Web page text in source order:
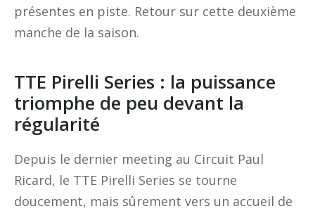
présentes en piste. Retour sur cette deuxième
manche de la saison.
TTE Pirelli Series : la puissance
triomphe de peu devant la
régularité
Depuis le dernier meeting au Circuit Paul
Ricard, le TTE Pirelli Series se tourne
doucement, mais sûrement vers un accueil de